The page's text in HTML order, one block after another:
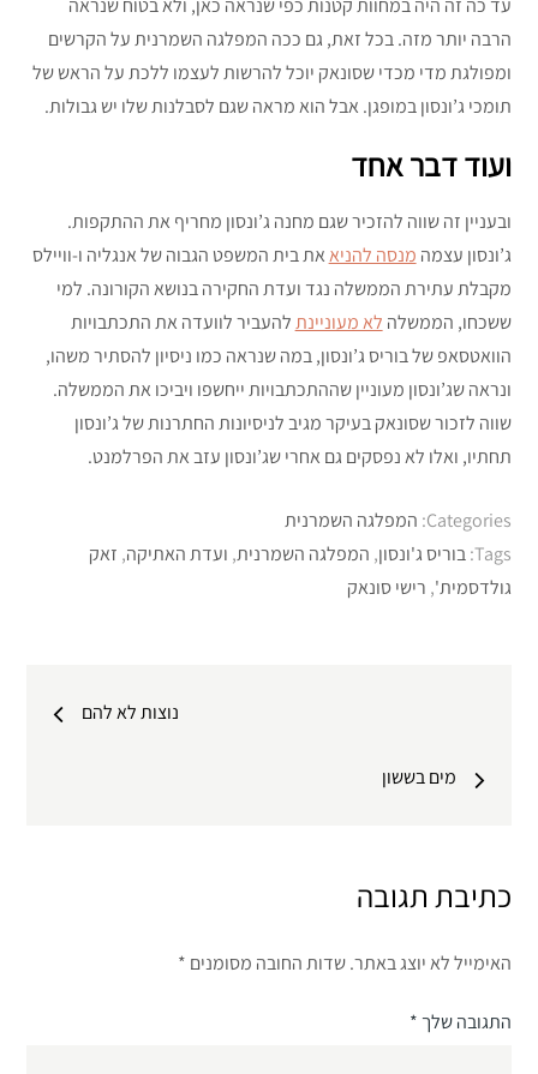
עד כה זה היה במחוות קטנות כפי שנראה כאן, ולא בטוח שנראה
הרבה יותר מזה. בכל זאת, גם ככה המפלגה השמרנית על הקרשים
ומפולגת מדי מכדי שסונאק יוכל להרשות לעצמו ללכת על הראש של
תומכי ג’ונסון במופגן. אבל הוא מראה שגם לסבלנות שלו יש גבולות.
ועוד דבר אחד
ובעניין זה שווה להזכיר שגם מחנה ג’ונסון מחריף את ההתקפות.
ג’ונסון עצמה מנסה להניאאת בית המשפט הגבוה של אנגליה ו-וויילס
מקבלת עתירת הממשלה נגד ועדת החקירה בנושא הקורונה. למי
ששכחו, הממשלה לא מעוניינתלהעביר לוועדה את התכתבויות
הוואטסאפ של בוריס ג’ונסון, במה שנראה כמו ניסיון להסתיר משהו,
ונראה שג’ונסון מעוניין שההתכתבויות ייחשפו ויביכו את הממשלה.
שווה לזכור שסונאק בעיקר מגיב לניסיונות החתרנות של ג’ונסון
תחתיו, ואלו לא נפסקים גם אחרי שג’ונסון עזב את הפרלמנט.
Categories: המפלגה השמרנית
Tags: בוריס ג'ונסון, המפלגה השמרנית, ועדת האתיקה, זאק
גולדסמית', רישי סונאק
נוצות לא להם
מים בששון
כתיבת תגובה
האימייל לא יוצג באתר. שדות החובה מסומנים *
התגובה שלך*